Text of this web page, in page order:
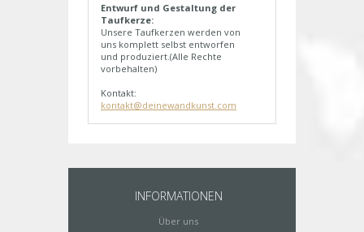
Entwurf und Gestaltung der
Taufkerze:
Unsere Taufkerzen werden von
uns komplett selbst entworfen
und produziert.(Alle Rechte
vorbehalten)
Kontakt:
kontakt@deinewandkunst.com
INFORMATIONEN
Über uns